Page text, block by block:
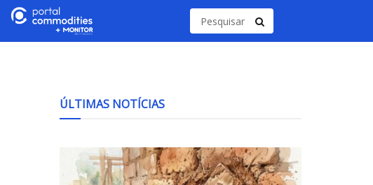
ÚLTIMAS NOTÍCIAS